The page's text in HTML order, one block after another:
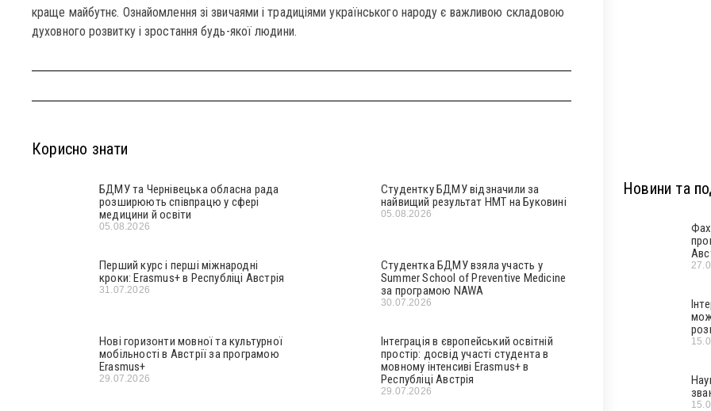
краще майбутнє. Ознайомлення зі звичаями і традиціями українського народу є важливою складовою
духовного розвитку і зростання будь-якої людини.
Корисно знати
БДМУ та Чернівецька обласна рада
розширюють співпрацю у сфері
медицини й освіти
05.08.2026
Студентку БДМУ відзначили за
найвищий результат НМТ на Буковині
05.08.2026
Перший курс і перші міжнародні
кроки: Erasmus+ в Республіці Австрія
31.07.2026
Студентка БДМУ взяла участь у
Summer School of Preventive Medicine
за програмою NAWA
30.07.2026
Нові горизонти мовної та культурної
мобільності в Австрії за програмою
Erasmus+
29.07.2026
Інтеграція в європейський освітній
простір: досвід участі студента в
мовному інтенсиві Erasmus+ в
Республіці Австрія
29.07.2026
Новини та